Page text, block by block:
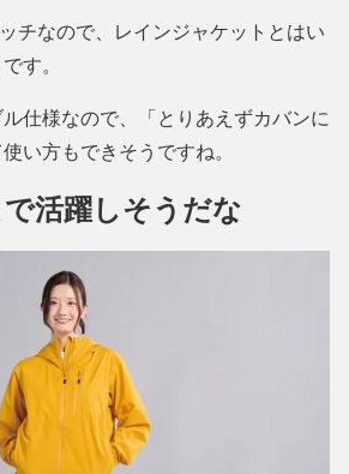
チなので、レインジャケットとはい
す。
仕様なので、「とりあえずカバンに
い方もできそうですね。
活躍しそうだな